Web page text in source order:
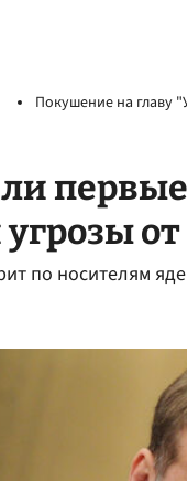
Покушение на главу
угрозы
по носителям